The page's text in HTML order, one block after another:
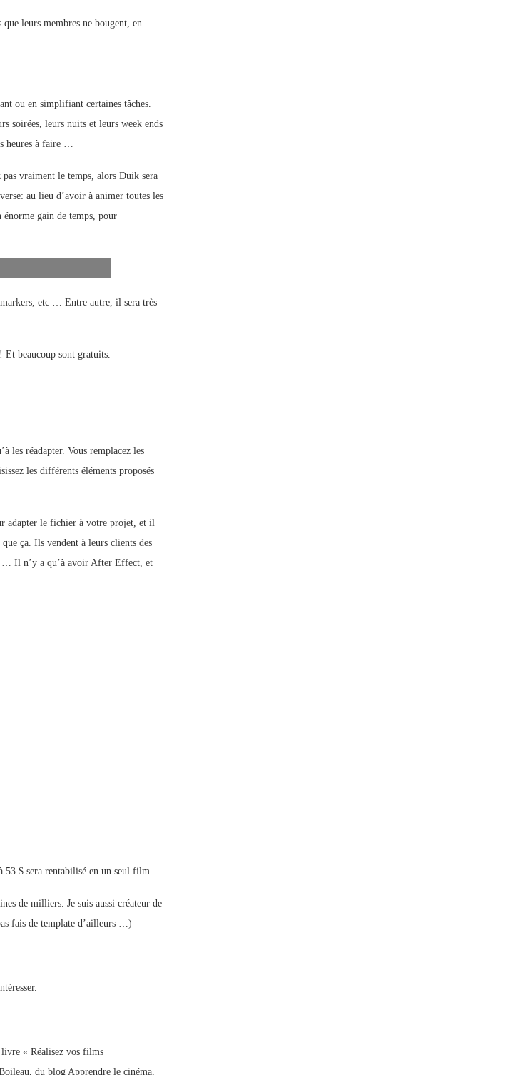
leurs membres ne bougent, en
ou en simplifiant certaines tâches.
soirées, leurs nuits et leurs week ends
heures à faire …
vraiment le temps, alors Duik sera
au lieu d’avoir à animer toutes les
énorme gain de temps, pour
etc … Entre autre, il sera très
beaucoup sont gratuits.
les réadapter. Vous remplacez les
les différents éléments proposés
adapter le fichier à votre projet, et il
ça. Ils vendent à leurs clients des
… Il n’y a qu’à avoir After Effect, et
$ sera rentabilisé en un seul film.
de milliers. Je suis aussi créateur de
fais de template d’ailleurs …)
livre « Réalisez vos films
du blog Apprendre le cinéma,